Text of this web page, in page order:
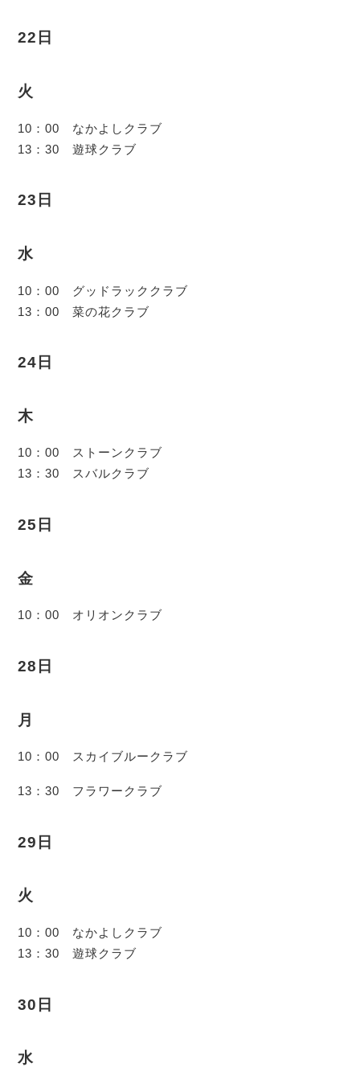
22日
火
10：00 なかよしクラブ
13：30 遊球クラブ
23日
水
10：00 グッドラッククラブ
13：00 菜の花クラブ
24日
木
10：00 ストーンクラブ
13：30 スバルクラブ
25日
金
10：00 オリオンクラブ
28日
月
10：00 スカイブルークラブ
13：30 フラワークラブ
29日
火
10：00 なかよしクラブ
13：30 遊球クラブ
30日
水